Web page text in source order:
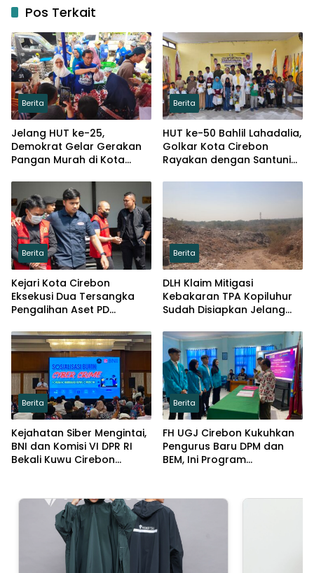
Pos Terkait
Berita
Jelang HUT ke-25,
Demokrat Gelar Gerakan
Pangan Murah di Kota
Berita
HUT ke-50 Bahlil Lahadalia,
Golkar Kota Cirebon
Rayakan dengan Santuni
Berita
Kejari Kota Cirebon
Eksekusi Dua Tersangka
Pengalihan Aset PD
Berita
DLH Klaim Mitigasi
Kebakaran TPA Kopiluhur
Sudah Disiapkan Jelang
Berita
Kejahatan Siber Mengintai,
BNI dan Komisi VI DPR RI
Bekali Kuwu Cirebon
Berita
FH UGJ Cirebon Kukuhkan
Pengurus Baru DPM dan
BEM, Ini Program